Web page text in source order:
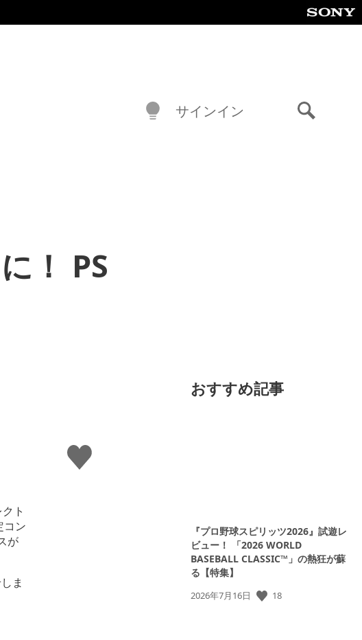
サインイン
！ PS
い
い
ト
コン
が
ま
おすすめ記事
『プロ野球スピリッツ2026』試遊レ
ビュー！ 「2026 WORLD
BASEBALL CLASSIC™」の熱狂が蘇
る【特集】
公
2026年7月16日 18